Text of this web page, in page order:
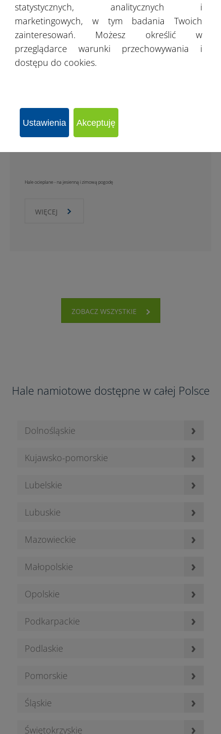
Hale ocieplane - na jesienną i zimową pogodę
WIĘCEJ
ZOBACZ WSZYSTKIE
Hale namiotowe dostępne w całej Polsce
Dolnośląskie ›
Kujawsko-pomorskie ›
Lubelskie ›
Lubuskie ›
Mazowieckie ›
Małopolskie ›
Opolskie ›
Podkarpackie ›
Podlaskie ›
Pomorskie ›
Śląskie ›
Świętokrzyskie ›
statystycznych, analitycznych i
marketingowych, w tym badania Twoich
zainteresowań. Możesz określić w
przeglądarce warunki przechowywania i
dostępu do cookies.
Ustawienia Akceptuję